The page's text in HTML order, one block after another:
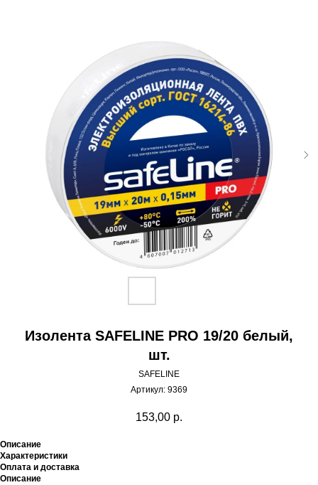
Изолента SAFELINE PRO 19/20 белый,
шт.
SAFELINE
Артикул: 9369
153,00 р.
Описание
Характеристики
Оплата и доставка
Описание